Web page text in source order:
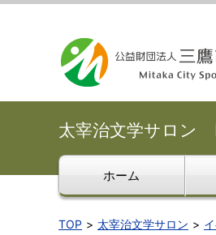
太宰治文学サロン
ホーム
TOP 太宰治文学サロン